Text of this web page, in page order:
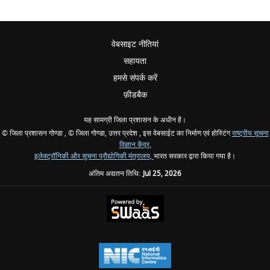
वेबसाइट नीतियां
सहायता
हमसे संपर्क करें
फ़ीडबैक
यह सामग्री जिला प्रशासन के अधीन है।
© जिला प्रशासन गोण्डा , © जिला गोण्डा, उत्तर प्रदेश , इस वेबसाईट का निर्माण एवं होस्टिंगराष्ट्रीय सूचना
विज्ञान केंद्र,
इलेक्ट्रॉनिकी और सूचना प्रौद्योगिकी मंत्रालय, भारत सरकार द्वारा किया गया है।
अंतिम अद्यतन तिथि:Jul 25, 2026